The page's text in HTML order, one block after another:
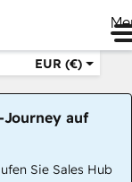
EUR (€)
Journey auf
Sie Sales Hub